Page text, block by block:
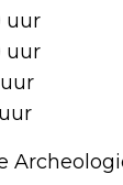
uur
uur